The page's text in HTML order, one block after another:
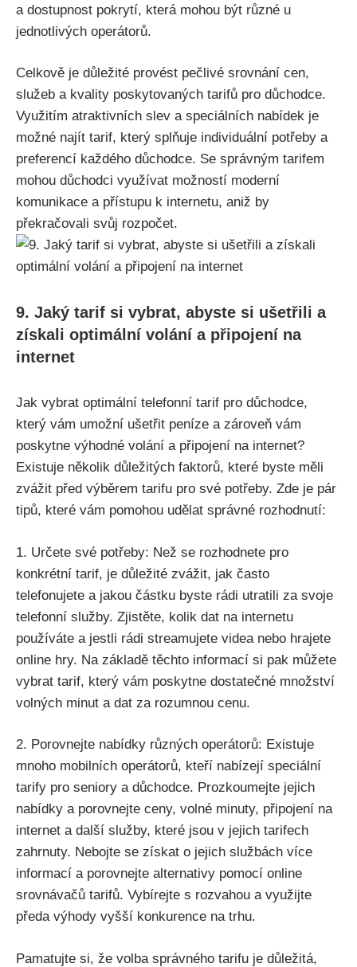
a dostupnost pokrytí, která mohou být různé u
jednotlivých operátorů.
Celkově je důležité provést pečlivé srovnání cen,
služeb a kvality poskytovaných tarifů pro důchodce.
Využitím atraktivních slev a speciálních nabídek je
možné najít tarif, který splňuje individuální potřeby a
preferencí každého důchodce. Se správným tarifem
mohou důchodci využívat možností moderní
komunikace a přístupu k internetu, aniž by
překračovali svůj rozpočet.
9. Jaký tarif si vybrat, abyste si ušetřili a
získali optimální volání a připojení na
internet
Jak vybrat optimální telefonní tarif pro důchodce,
který vám umožní ušetřit peníze a zároveň vám
poskytne výhodné volání a připojení na internet?
Existuje několik důležitých faktorů, které byste měli
zvážit před výběrem tarifu pro své potřeby. Zde je pár
tipů, které vám pomohou udělat správné rozhodnutí:
1. Určete své potřeby: Než se rozhodnete pro
konkrétní tarif, je důležité zvážit, jak často
telefonujete a jakou částku byste rádi utratili za svoje
telefonní služby. Zjistěte, kolik dat na internetu
používáte a jestli rádi streamujete videa nebo hrajete
online hry. Na základě těchto informací si pak můžete
vybrat tarif, který vám poskytne dostatečné množství
volných minut a dat za rozumnou cenu.
2. Porovnejte nabídky různých operátorů: Existuje
mnoho mobilních operátorů, kteří nabízejí speciální
tarify pro seniory a důchodce. Prozkoumejte jejich
nabídky a porovnejte ceny, volné minuty, připojení na
internet a další služby, které jsou v jejich tarifech
zahrnuty. Nebojte se získat o jejich službách více
informací a porovnejte alternativy pomocí online
srovnávačů tarifů. Vybírejte s rozvahou a využijte
předa výhody vyšší konkurence na trhu.
Pamatujte si, že volba správného tarifu je důležitá,